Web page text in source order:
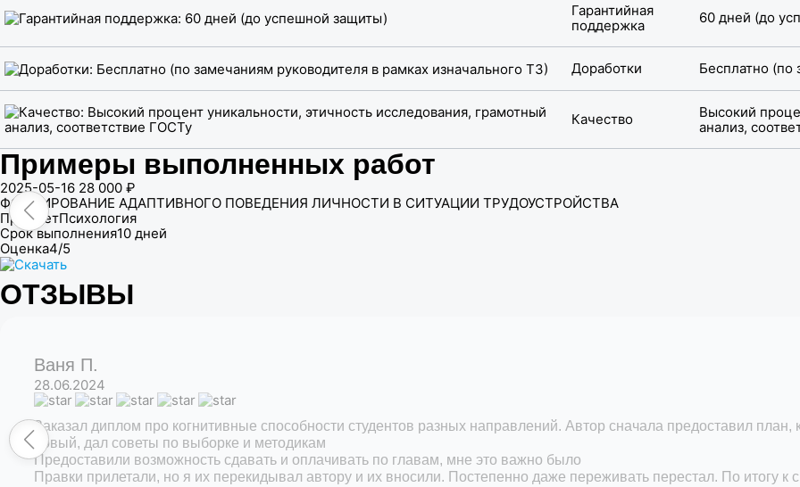
Гарантийная
поддержка
60 дней (до
Доработки Бесплатно (по
Качество
Высокий
анализ,
Примеры выполненных работ
2025-05-16 28 000 ₽
ФОРМИРОВАНИЕ АДАПТИВНОГО ПОВЕДЕНИЯ ЛИЧНОСТИ В СИТУАЦИИ ТРУДОУСТРОЙСТВА
ПредметПсихология
Срок выполнения10 дней
Оценка4/5
ОТЗЫВЫ
Ваня П.
28.06.2024
Заказал диплом про когнитивные способности студентов разных направлений. Автор сначала предоставил план,
новый, дал советы по выборке и методикам
Предоставили возможность сдавать и оплачивать по главам, мне это важно было
Правки прилетали, но я их перекидывал автору и их вносили. Постепенно даже переживать перестал. По итогу